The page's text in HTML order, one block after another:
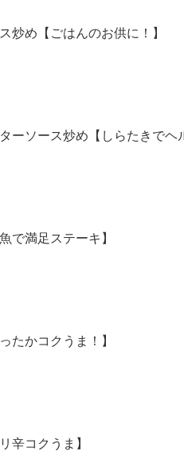
炒め【ごはんのお供に！】
ーソース炒め【しらたきでヘ
で満足ステーキ】
たかコクうま！】
辛コクうま】